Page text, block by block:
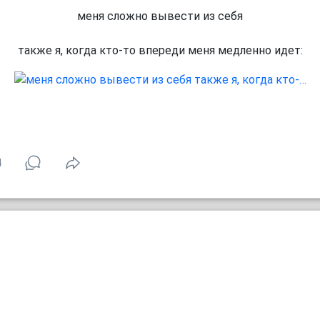
меня сложно вывести из себя
также я, когда кто-то впереди меня медленно идет: